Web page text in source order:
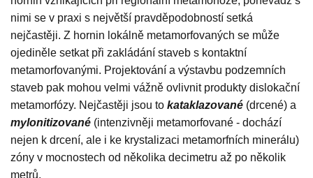
nimi se v praxi s největší pravděpodobností setká
nejčastěji. Z hornin lokálně metamorfovaných se může
ojediněle setkat při zakládání staveb s kontaktní
metamorfovanými. Projektování a výstavbu podzemních
staveb pak mohou velmi vážně ovlivnit produkty dislokační
metamorfózy. Nejčastěji jsou to kataklazované (drcené) a
mylonitizované (intenzivněji metamorfované - dochází
nejen k drcení, ale i ke krystalizaci metamorfních minerálu)
zóny v mocnostech od několika decimetru až po několik
metrů.